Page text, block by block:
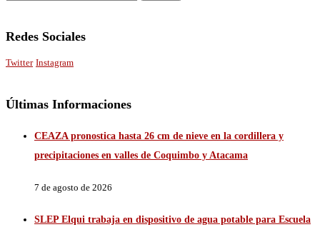
Redes Sociales
Twitter Instagram
Últimas Informaciones
CEAZA pronostica hasta 26 cm de nieve en la cordillera y
precipitaciones en valles de Coquimbo y Atacama
7 de agosto de 2026
SLEP Elqui trabaja en dispositivo de agua potable para Escuela